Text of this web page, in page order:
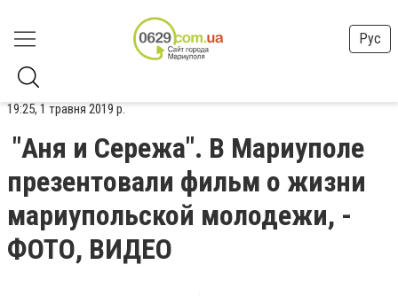
Рус
19:25, 1 травня 2019 р.
"Аня и Сережа". В Мариуполе
презентовали фильм о жизни
мариупольской молодежи, -
ФОТО, ВИДЕО